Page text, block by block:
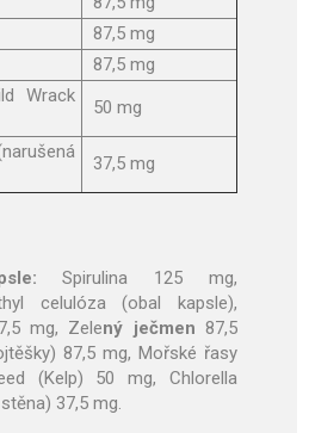
87,5 mg
87,5 mg
Wrack
50 mg
37,5 mg
Spirulina 125 mg,
celulóza (obal kapsle),
mg, Zelený ječmen 87,5
87,5 mg, Mořské řasy
(Kelp) 50 mg, Chlorella
37,5 mg.